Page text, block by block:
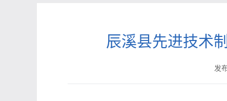
辰溪县先进技术
发